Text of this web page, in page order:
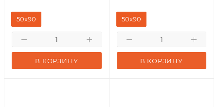
В КОРЗИНУ
50x90
В КОРЗИНУ
50x90